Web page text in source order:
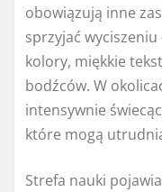
obowiązują inne
sprzyjać
kolory, miękkie
bodźców. W
intensywnie
które mogą
Strefa nauki